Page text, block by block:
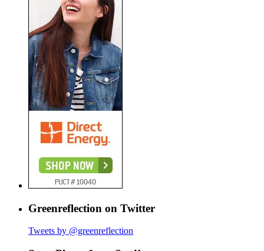
Greenreflection on Twitter
Tweets by @greenreflection